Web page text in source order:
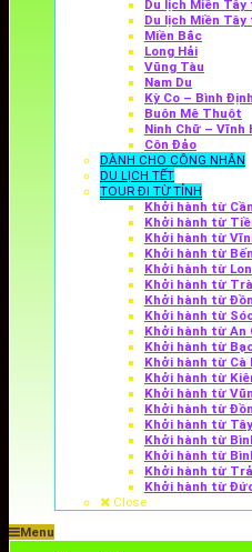
Du lịch Miền
Du lịch Miền
Miền Bắc
Long Hải
Vũng Tàu
Nam Du
Kỳ Co – Bình Định
Buôn Mê Thuột
Ninh Chữ – Vĩnh
Côn Đảo
DÀNH CHO CÔNG NHÂN
DU LỊCH TẾT
TOUR ĐI TỪ TỈNH
Khởi hành từ
Khởi hành từ
Khởi hành từ
Khởi hành từ
Khởi hành từ
Khởi hành từ
Khởi hành từ
Khởi hành từ
Khởi hành từ An
Khởi hành từ
Khởi hành từ Cà
Khởi hành từ
Khởi hành từ
Khởi hành từ
Khởi hành từ
Khởi hành từ
Khởi hành từ
Khởi hành từ
Khởi hành từ
Close
Menu